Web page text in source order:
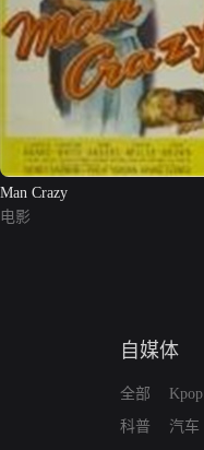
Man Crazy
电影
自媒体
全部
科普
Kpop
汽车